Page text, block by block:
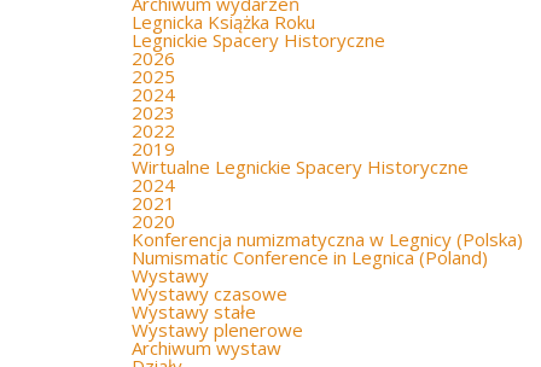
Legnicka Książka Roku
Legnickie Spacery Historyczne
2026
2025
2024
2023
2022
2019
Wirtualne Legnickie Spacery Historyczne
2024
2021
2020
Konferencja numizmatyczna w Legnicy (Polska)
Numismatic Conference in Legnica (Poland)
Wystawy
Wystawy czasowe
Wystawy stałe
Wystawy plenerowe
Archiwum wystaw